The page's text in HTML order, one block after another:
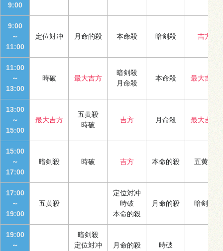
9:00
9:00
～
11:00
定位対冲 月命的殺 本命殺 暗剣殺 吉方
11:00
～
13:00
時破 最大吉方
暗剣殺
月命殺
本命殺 最大吉方
13:00
～
15:00
最大吉方
五黄殺
時破
吉方 月命殺 最大吉方
15:00
～
17:00
暗剣殺 時破 吉方 本命的殺 五黄殺
17:00
～
19:00
五黄殺
定位対冲
時破
本命的殺
月命的殺 暗剣殺
19:00
～
暗剣殺
定位対冲
月命的殺 時破